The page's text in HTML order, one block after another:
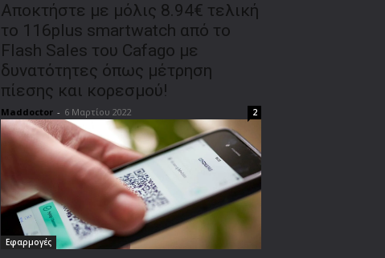
Αποκτήστε με μόλις 8.94€ τελική
το 116plus smartwatch από το
Flash Sales του Cafago με
δυνατότητες όπως μέτρηση
πίεσης και κορεσμού!
Maddoctor - 6 Μαρτίου 2022 2
Εφαρμογές